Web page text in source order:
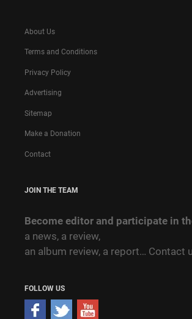
About Us
Terms and Conditions
Privacy Policy
Advertising
Sitemap
Make a Donation
Contact
JOIN THE TEAM
Become editor and participate in
a news, a review,
an album review, a report… Contact
FOLLOW US